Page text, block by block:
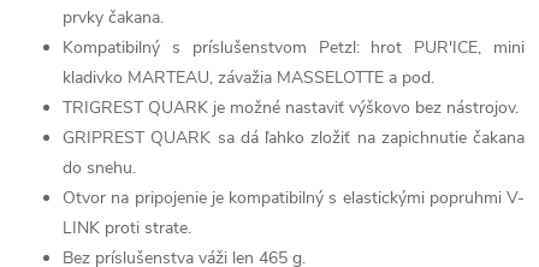
prvky čakana.
Kompatibilný s príslušenstvom Petzl: hrot PUR'ICE, mini
kladivko MARTEAU, závažia MASSELOTTE a pod.
TRIGREST QUARK je možné nastaviť výškovo bez nástrojov.
GRIPREST QUARK sa dá ľahko zložiť na zapichnutie čakana
do snehu.
Otvor na pripojenie je kompatibilný s elastickými popruhmi V-
LINK proti strate.
Bez príslušenstva váži len 465 g.